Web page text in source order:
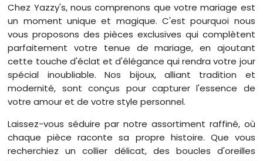
Chez Yazzy's, nous comprenons que votre mariage est
un moment unique et magique. C'est pourquoi nous
vous proposons des pièces exclusives qui complètent
parfaitement votre tenue de mariage, en ajoutant
cette touche d'éclat et d'élégance qui rendra votre jour
spécial inoubliable. Nos bijoux, alliant tradition et
modernité, sont conçus pour capturer l'essence de
votre amour et de votre style personnel.
Laissez-vous séduire par notre assortiment raffiné, où
chaque pièce raconte sa propre histoire. Que vous
recherchiez un collier délicat, des boucles d'oreilles